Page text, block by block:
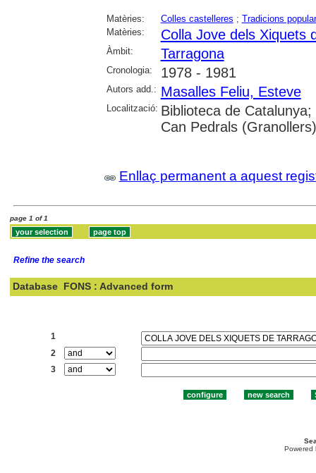
Matèries: Colles castelleres ; Tradicions
Matèries:
Colla Jove dels Xiquets
Àmbit: Tarragona
Cronologia: 1978 - 1981
Autors add.: Masalles Feliu, Esteve
Localització: Biblioteca de
Can Pedrals (Granollers)
Enllaç permanent a aquest
page 1 of 1
Refine the search
Database FONS : Advanced form
1
2
3
Powered